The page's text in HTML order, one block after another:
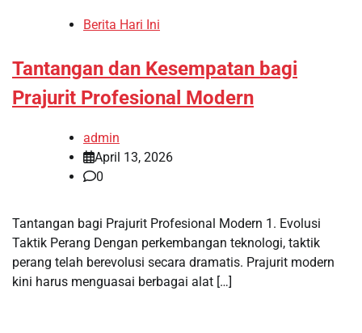
Berita Hari Ini
Tantangan dan Kesempatan bagi
Prajurit Profesional Modern
admin
April 13, 2026
0
Tantangan bagi Prajurit Profesional Modern 1. Evolusi
Taktik Perang Dengan perkembangan teknologi, taktik
perang telah berevolusi secara dramatis. Prajurit modern
kini harus menguasai berbagai alat […]